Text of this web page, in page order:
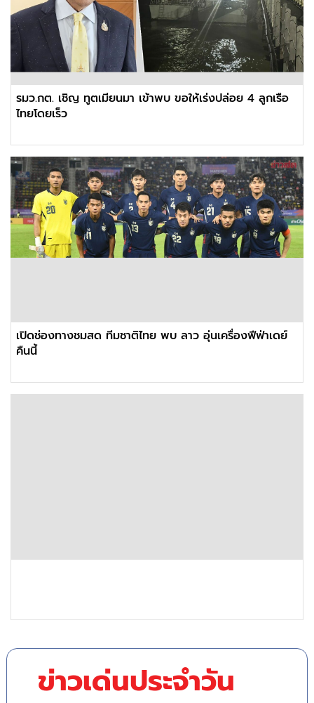
รมว.กต. เชิญ ทูตเมียนมา เข้าพบ ขอให้เร่งปล่อย 4 ลูกเรือ
ไทยโดยเร็ว
เปิดช่องทางชมสด ทีมชาติไทย พบ ลาว อุ่นเครื่องฟีฟ่าเดย์
คืนนี้
ข่าวเด่นประจำวัน